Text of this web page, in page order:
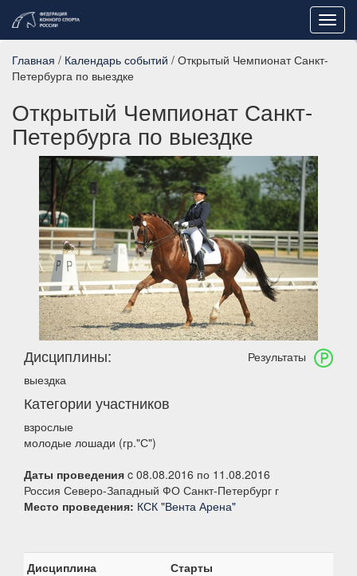
Главная / Календарь событий / Открытый Чемпионат Санкт-
Петербурга по выездке
Открытый Чемпионат Санкт-
Петербурга по выездке
Результаты
Дисциплины:
выездка
Категории участников
взрослые
молодые лошади (гр."С")
Даты проведения c 08.08.2016 по 11.08.2016
Россия Северо-Западный ФО Санкт-Петербург г
Место проведения: КСК "Вента Арена"
Дисциплина
Старты